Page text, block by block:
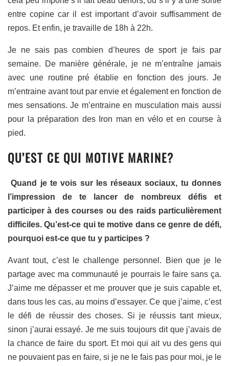
entre copine car il est important d’avoir suffisamment de
repos. Et enfin, je travaille de 18h à 22h.
Je ne sais pas combien d’heures de sport je fais par
semaine. De manière générale, je ne m’entraîne jamais
avec une routine pré établie en fonction des jours. Je
m’entraine avant tout par envie et également en fonction de
mes sensations. Je m’entraine en musculation mais aussi
pour la préparation des Iron man en vélo et en course à
pied.
QU’EST CE QUI MOTIVE MARINE?
Quand je te vois sur les réseaux sociaux, tu donnes
l’impression de te lancer de nombreux défis et
participer à des courses ou des raids particulièrement
difficiles. Qu’est-ce qui te motive dans ce genre de défi,
pourquoi est-ce que tu y participes ?
Avant tout, c’est le challenge personnel. Bien que je le
partage avec ma communauté je pourrais le faire sans ça.
J’aime me dépasser et me prouver que je suis capable et,
dans tous les cas, au moins d’essayer. Ce que j’aime, c’est
le défi de réussir des choses. Si je réussis tant mieux,
sinon j’aurai essayé. Je me suis toujours dit que j’avais de
la chance de faire du sport. Et moi qui ait vu des gens qui
ne pouvaient pas en faire, si je ne le fais pas pour moi, je le